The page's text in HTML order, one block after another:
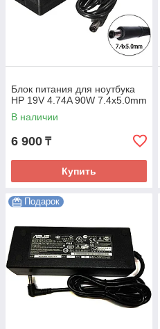
Блок питания для ноутбука
HP 19V 4.74A 90W 7.4x5.0mm
В наличии
6 900 ₸
Купить
Подарок